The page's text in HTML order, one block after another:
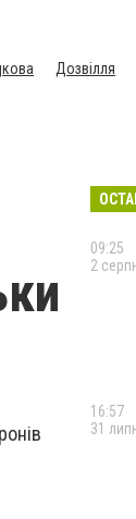
Дозвілля
09:25
2
16:57
31